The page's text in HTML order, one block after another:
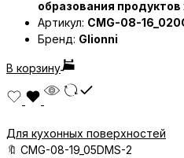
образования
Артикул: CMG-08-
Бренд: Glionni
В корзину
Для кухонных поверхностей
🔖 CMG-08-19_05DMS-2